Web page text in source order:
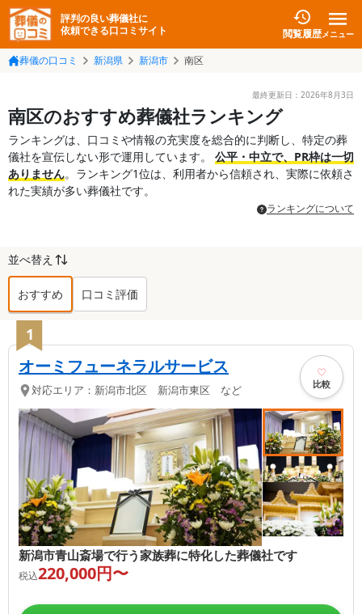
評判の良い葬儀社に
依頼できる口コミサイト
閲覧履歴メニュー
葬儀の口コミ 新潟県 新潟市 南区
最終更新日： 2026年8月3日
南区のおすすめ葬儀社ランキング
ランキングは、口コミや情報の充実度を総合的に判断し、特定の葬
儀社を宣伝しない形で運用しています。 公平・中立で、PR枠は一切
ありません。ランキング1位は、利用者から信頼され、実際に依頼さ
れた実績が多い葬儀社です。
ランキングについて
並べ替え
おすすめ 口コミ評価
南区
1
オーミフューネラルサービス
対応エリア： 新潟市北区 新潟市東区 など 比較
新潟市青山斎場で行う家族葬に特化した葬儀社です
税込220,000円〜